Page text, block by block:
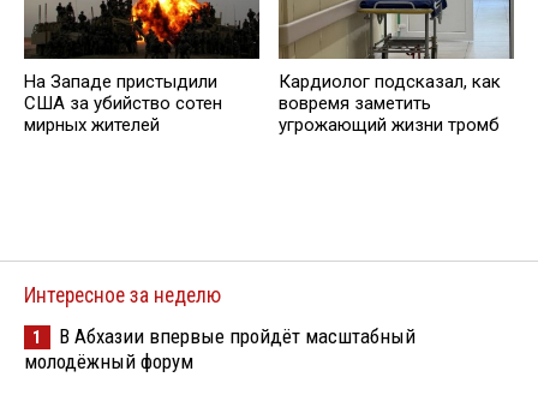
На Западе пристыдили
США за убийство сотен
мирных жителей
Кардиолог подсказал, как
вовремя заметить
угрожающий жизни тромб
Интересное за неделю
1
В Абхазии впервые пройдёт масштабный
молодёжный форум